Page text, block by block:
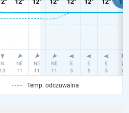
Temp. odczuwalna